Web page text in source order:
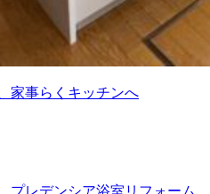
家事らくキッチンへ